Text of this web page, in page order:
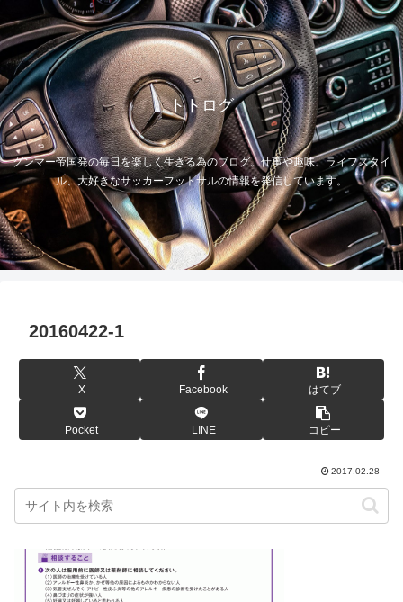
トトログ
グンマー帝国発の毎日を楽しく生きる為のブログ。仕事や趣味、ライフスタイ
ル、大好きなサッカーフットサルの情報を発信しています。
20160422-1
X Facebook はてブ
Pocket LINE コピー
2017.02.28